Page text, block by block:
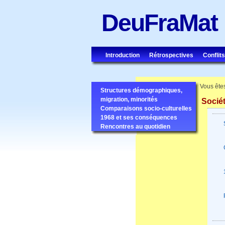
DeuFraMat
Introduction Rétrospectives Conflits
Structures démographiques,
migration, minorités
Comparaisons socio-culturelles
1968 et ses conséquences
Rencontres au quotidien
Vous